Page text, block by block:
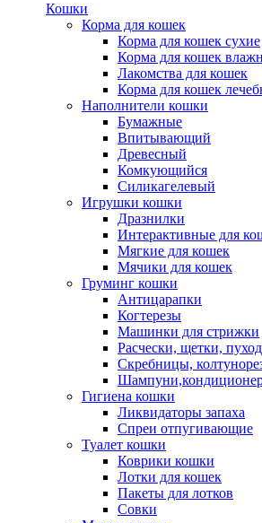
Кошки
Корма для кошек
Корма для кошек сухие
Корма для кошек
Лакомства для кошек
Корма для кошек
Наполнители кошки
Бумажные
Впитывающий
Древесный
Комкующийся
Силикагелевый
Игрушки кошки
Дразнилки
Интерактивные для
Мягкие для кошек
Мячики для кошек
Груминг кошки
Антицарапки
Когтерезы
Машинки для стрижки
Расчески, щетки,
Скребницы,
Гигиена кошки
Ликвидаторы запаха
Спреи отпугивающие
Туалет кошки
Коврики кошки
Лотки для кошек
Пакеты для лотков
Совки